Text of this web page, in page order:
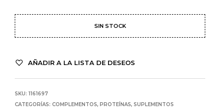
SIN STOCK
AÑADIR A LA LISTA DE DESEOS
SKU: 1161697
CATEGORÍAS: COMPLEMENTOS, PROTEÍNAS, SUPLEMENTOS